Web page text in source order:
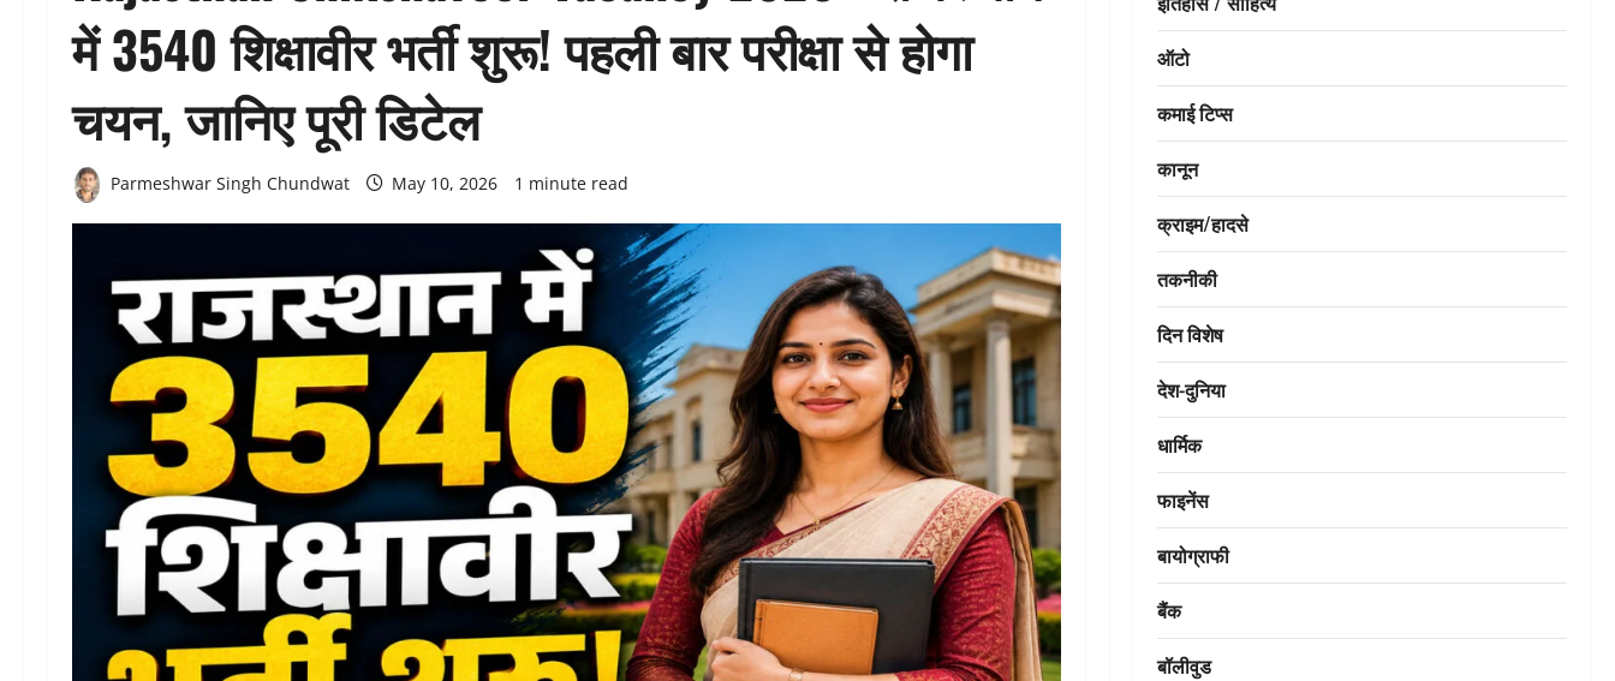
में 3540 शिक्षावीर भर्ती शुरू! पहली बार परीक्षा से होगा
चयन, जानिए पूरी डिटेल
Parmeshwar Singh Chundwat May 10, 2026 1 minute read
ऑटो
कमाई टिप्स
कानून
क्राइम/हादसे
तकनीकी
दिन विशेष
देश-दुनिया
धार्मिक
फाइनेंस
बायोग्राफी
बैंक
बॉलीवुड